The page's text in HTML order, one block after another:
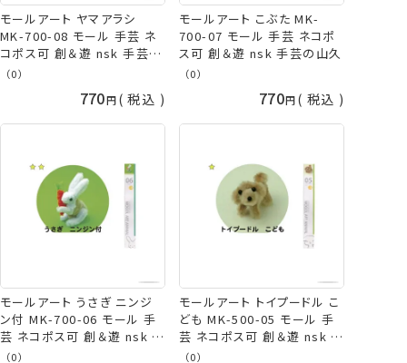
モールアート ヤマアラシ
MK-700-08 モール 手芸 ネ
コポス可 創＆遊 nsk 手芸の
山久
（0）
770 税込
モールアート こぶた MK-
700-07 モール 手芸 ネコポ
ス可 創＆遊 nsk 手芸の山久
（0）
770 税込
モールアート うさぎ ニンジ
ン付 MK-700-06 モール 手
芸 ネコポス可 創＆遊 nsk 手
芸の山久
（0）
モールアート トイプードル こ
ども MK-500-05 モール 手
芸 ネコポス可 創＆遊 nsk 手
芸の山久
（0）